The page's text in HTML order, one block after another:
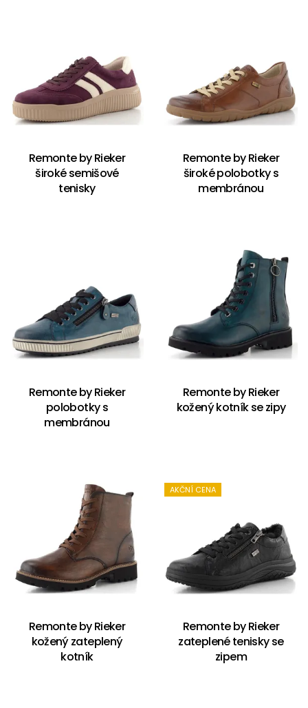
Remonte by Rieker
široké semišové
tenisky
Remonte by Rieker
široké polobotky s
membránou
Remonte by Rieker
polobotky s
membránou
Remonte by Rieker
kožený kotník se zipy
Remonte by Rieker
kožený zateplený
kotník
AKČNÍ CENA
Remonte by Rieker
zateplené tenisky se
zipem